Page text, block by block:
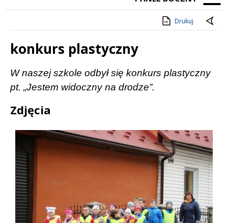
Drukuj
konkurs plastyczny
Treść
W naszej szkole odbył się konkurs plastyczny
pt. „Jestem widoczny na drodze”.
Zdjęcia